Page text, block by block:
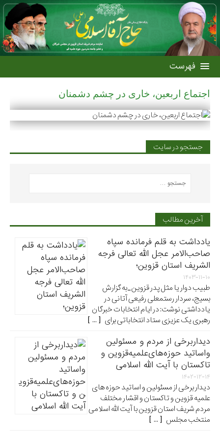
اجتماع اربعین، خاری در چشم دشمنان
جستجو در سایت
آخرین مطالب
یادداشت به قلم فرمانده سپاه
صاحب‌الامر عجل الله تعالی فرجه
الشریف استان قزوین؛
۱۴۰۳-۱۱-۱۰
طبیب دوار یا مثل پدر قزوین_به گزارش
بسیج، سردار رستمعلی رفیعی آتانی در
یادداشتی نوشت: در ایام انتخابات خبرگان
رهبری یک عزیزی ستاد انتخاباتی برای [ ... ]
دیداربرخی از مردم و مسئولین
واساتید حوزه‌های‌علمیه‌قزوین و
تاکستان با آیت الله اسلامی
۱۴۰۲-۱۲-۱۴
دیدار برخی از مسئولین و اساتید حوزه های
علمیه قزوین و تاکستان و اقشار مختلف
مردم شریف استان قزوین با آیت الله اسلامی
منتخب مجلس [ ... ]